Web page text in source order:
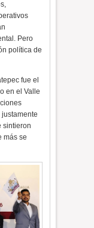
Pero
política de
fue el
en el Valle
sintieron
más se